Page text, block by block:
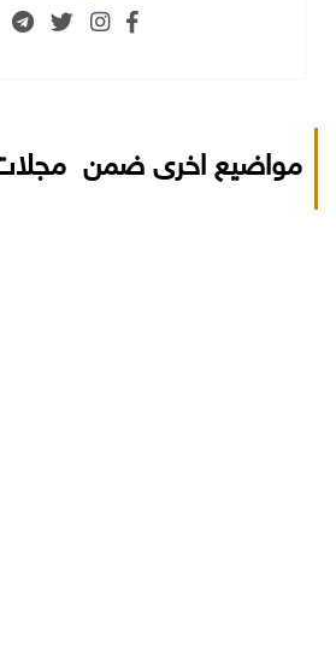
مواضيع اخرى ضمن مجلات